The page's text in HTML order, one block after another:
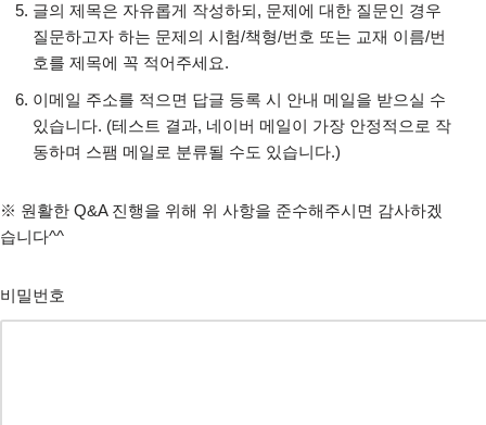
글의 제목은 자유롭게 작성하되, 문제에 대한 질문인 경우
질문하고자 하는 문제의 시험/책형/번호 또는 교재 이름/번
호를 제목에 꼭 적어주세요.
이메일 주소를 적으면 답글 등록 시 안내 메일을 받으실 수
있습니다. (테스트 결과, 네이버 메일이 가장 안정적으로 작
동하며 스팸 메일로 분류될 수도 있습니다.)
※ 원활한 Q&A 진행을 위해 위 사항을 준수해주시면 감사하겠
습니다^^
비밀번호